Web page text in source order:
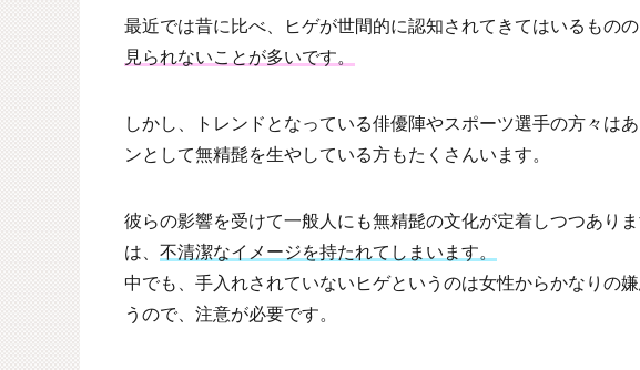
最近では昔に比べ、ヒゲが世間的に認知されてきてはいるものの
見られないことが多いです。
しかし、トレンドとなっている俳優陣やスポーツ選手の方々は
ンとして無精髭を生やしている方もたくさんいます。
彼らの影響を受けて一般人にも無精髭の文化が定着しつつあり
は、 不清潔なイメージを持たれてしまいます。
中でも、手入れされていないヒゲというのは女性からかなりの
うので、注意が必要です。